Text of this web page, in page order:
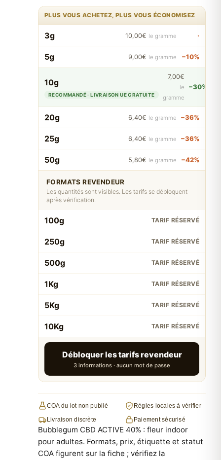
PLUS VOUS ACHETEZ, PLUS VOUS ÉCONOMISEZ
3g 10,00€ le gramme ·
5g 9,00€ le gramme −10%
10g
RECOMMANDÉ · LIVRAISON UE GRATUITE
7,00€
le
gramme
−30%
20g 6,40€ le gramme −36%
25g 6,40€ le gramme −36%
50g 5,80€ le gramme −42%
FORMATS REVENDEUR
Les quantités sont visibles. Les tarifs se débloquent
après vérification.
100g TARIF RÉSERVÉ
250g TARIF RÉSERVÉ
500g TARIF RÉSERVÉ
1Kg TARIF RÉSERVÉ
5Kg TARIF RÉSERVÉ
10Kg TARIF RÉSERVÉ
Débloquer les tarifs revendeur
3 informations · aucun mot de passe
COA du lot non publié
Règles locales à vérifier
Livraison discrète
Paiement sécurisé
Bubblegum CBD ACTIVE 40% : fleur indoor
pour adultes. Formats, prix, étiquette et statut
COA figurent sur la fiche ; vérifiez la